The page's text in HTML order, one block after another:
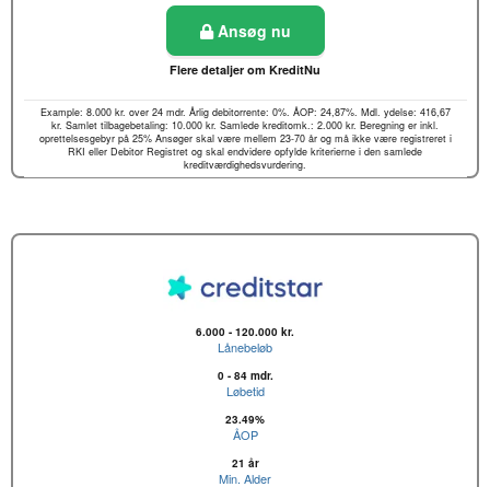
Ansøg nu
Flere detaljer om KreditNu
Example: 8.000 kr. over 24 mdr. Årlig debitorrente: 0%. ÅOP: 24,87%. Mdl. ydelse: 416,67
kr. Samlet tilbagebetaling: 10.000 kr. Samlede kreditomk.: 2.000 kr. Beregning er inkl.
oprettelsesgebyr på 25% Ansøger skal være mellem 23-70 år og må ikke være registreret i
RKI eller Debitor Registret og skal endvidere opfylde kriterierne i den samlede
kreditværdighedsvurdering.
6.000 - 120.000 kr.
Lånebeløb
0 - 84 mdr.
Løbetid
23.49%
ÅOP
21 år
Min. Alder